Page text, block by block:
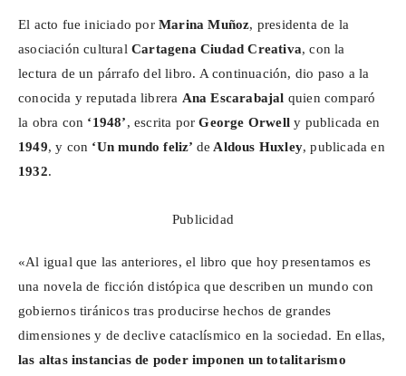
El acto fue iniciado por Marina Muñoz, presidenta de la
asociación cultural Cartagena Ciudad Creativa, con la
lectura de un párrafo del libro. A continuación, dio paso a la
conocida y reputada librera AnaEscarabajal quien comparó
la obra con ‘1948’, escrita porGeorge Orwell y publicada en
1949, y con ‘Un mundo feliz’ de Aldous Huxley, publicada en
1932.
Publicidad
«Al igual que las anteriores, el libro que hoy presentamos es
una novela de ficción distópica que describen un mundo con
gobiernos tiránicos tras producirse hechos de grandes
dimensiones y de declive cataclísmico en la sociedad. En ellas,
las altas instancias de poder imponen un totalitarismo